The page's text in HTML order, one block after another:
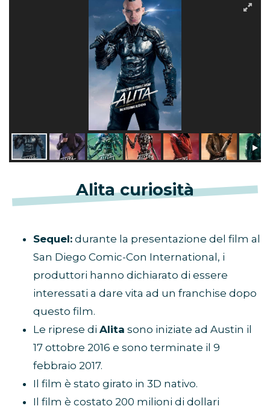
Alita curiosità
Sequel: durante la presentazione del film al
San Diego Comic-Con International, i
produttori hanno dichiarato di essere
interessati a dare vita ad un franchise dopo
questo film.
Le riprese di Alita sono iniziate ad Austin il
17 ottobre 2016 e sono terminate il 9
febbraio 2017.
Il film è stato girato in 3D nativo.
Il film è costato 200 milioni di dollari